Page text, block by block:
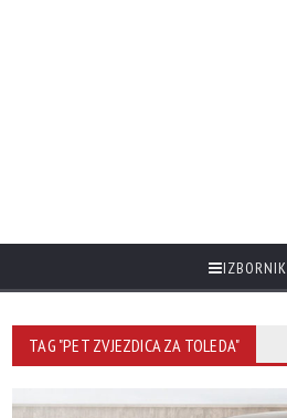
IZBORNIK
TAG "PET ZVJEZDICA ZA TOLEDA"